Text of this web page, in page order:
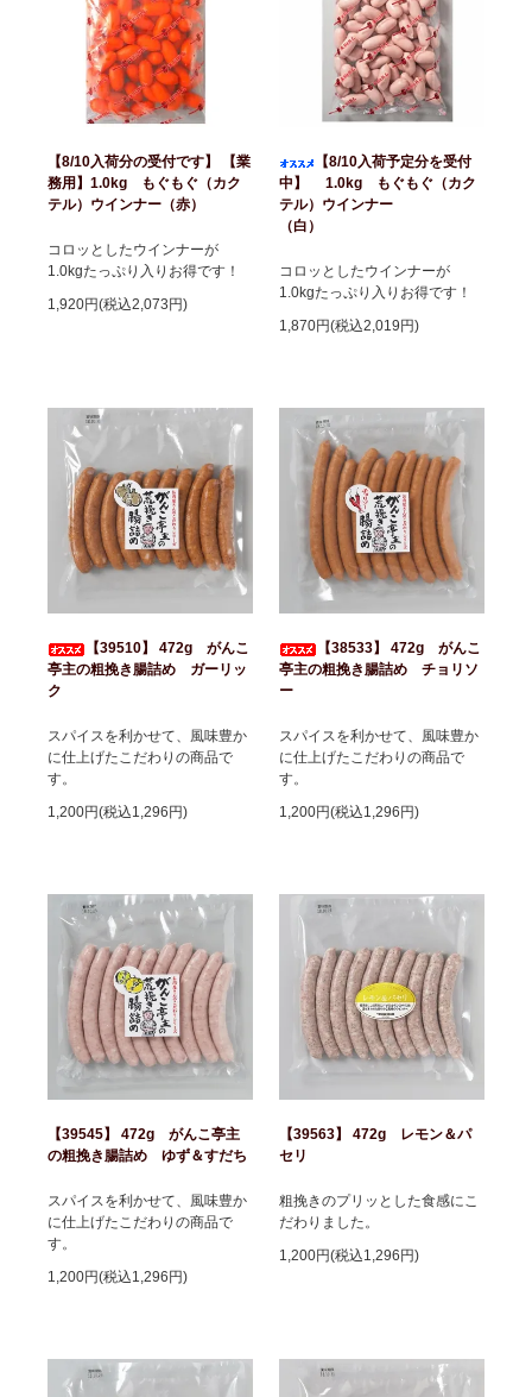
【8/10入荷分の受付です】 【業
務用】1.0kg もぐもぐ（カク
テル）ウインナー（赤）
コロッとしたウインナーが
1.0kgたっぷり入りお得です！
1,920円(税込2,073円)
【8/10入荷予定分を受付
中】 1.0kg もぐもぐ（カク
テル）ウインナー
（白）
コロッとしたウインナーが
1.0kgたっぷり入りお得です！
1,870円(税込2,019円)
【39510】 472g がんこ
亭主の粗挽き腸詰め ガーリッ
ク
スパイスを利かせて、風味豊か
に仕上げたこだわりの商品で
す。
1,200円(税込1,296円)
【38533】 472g がんこ
亭主の粗挽き腸詰め チョリソ
ー
スパイスを利かせて、風味豊か
に仕上げたこだわりの商品で
す。
1,200円(税込1,296円)
【39545】 472g がんこ亭主
の粗挽き腸詰め ゆず＆すだち
スパイスを利かせて、風味豊か
に仕上げたこだわりの商品で
す。
1,200円(税込1,296円)
【39563】 472g レモン＆パ
セリ
粗挽きのプリッとした食感にこ
だわりました。
1,200円(税込1,296円)